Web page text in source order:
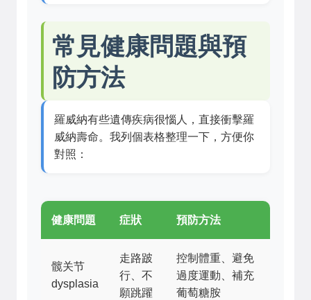
常見健康問題與預
防方法
羅威納有些遺傳疾病很惱人，直接衝擊羅
威納壽命。我列個表格整理一下，方便你
對照：
健康問題 症狀 預防方法
髋关节
dysplasia
走路跛
行、不
願跳躍
控制體重、避免
過度運動、補充
葡萄糖胺